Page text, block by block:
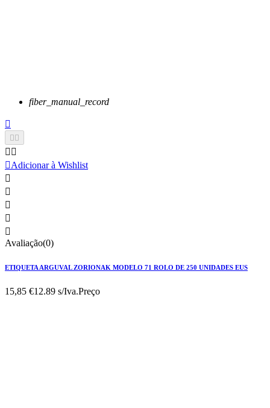
fiber_manual_record

 
 
Adicionar à Wishlist





Avaliação(0)
ETIQUETA ARGUVAL ZORIONAK MODELO 71 ROLO DE 250 UNIDADES EUS
15,85 €12.89 s/Iva.Preço